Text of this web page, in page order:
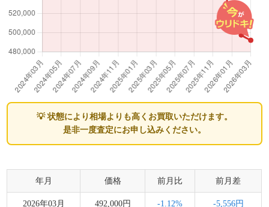
💡 状態により相場よりも高くお買取いただけます。
是非一度査定にお申し込みください。
年月 価格 前月比 前月差
2026年03月 492,000円 -1.12% -5,556円